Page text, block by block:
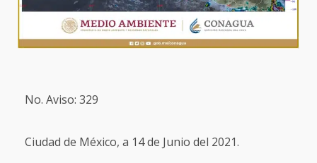
No. Aviso: 329
Ciudad de México, a 14 de Junio del 2021.